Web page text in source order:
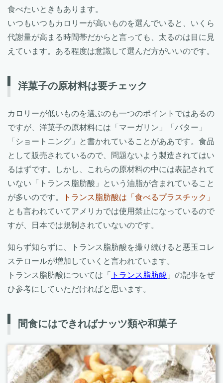
食べたいときもあります。
いつもいつもカロリーが高いものを選んでいると、いくら
代謝量が高まる時間帯だからと言っても、太るのは目に見
えています。ある程度は意識して選んだ方がいいのです。
洋菓子の原材料は要チェック
カロリーが低いものを選ぶのも一つのポイントではあるの
ですが、洋菓子の原材料には「マーガリン」「バター」
「ショートニング」と書かれていることがああです。食品
として販売されているので、問題ないよう製造されてはい
るはずです。しかし、これらの原材料の中には表記されて
いない「トランス脂肪酸」という油脂が含まれていること
が多いのです。
トランス脂肪酸は「食べるプラスチック」
とも言われていてアメリカでは使用禁止になっているので
すが、日本では規制されていないのです。
知らず知らずに、トランス脂肪酸を撮り続けると悪玉コレ
ステロールが増加していくと言われています。
トランス脂肪酸については「
トランス脂肪酸 」の記事をぜ
ひ参考にしていただければと思います。
間食にはできればナッツ類や和菓子